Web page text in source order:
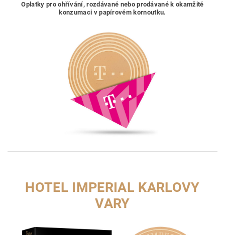
Oplatky pro ohřívání, rozdávané nebo prodávané k okamžité
konzumaci v papírovém kornoutku.
HOTEL IMPERIAL KARLOVY
VARY